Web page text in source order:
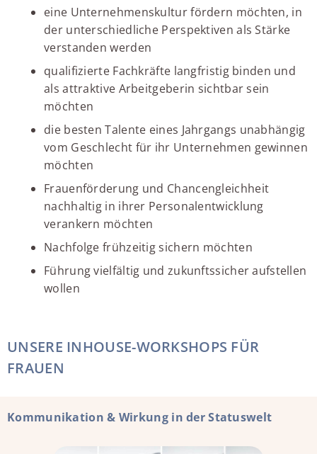
eine Unternehmenskultur fördern möchten, in
der unterschiedliche Perspektiven als Stärke
verstanden werden
qualifizierte Fachkräfte langfristig binden und
als attraktive Arbeitgeberin sichtbar sein
möchten
die besten Talente eines Jahrgangs unabhängig
vom Geschlecht für ihr Unternehmen gewinnen
möchten
Frauenförderung und Chancengleichheit
nachhaltig in ihrer Personalentwicklung
verankern möchten
Nachfolge frühzeitig sichern möchten
Führung vielfältig und zukunftssicher aufstellen
wollen
UNSERE INHOUSE-WORKSHOPS FÜR
FRAUEN
Kommunikation & Wirkung in der Statuswelt